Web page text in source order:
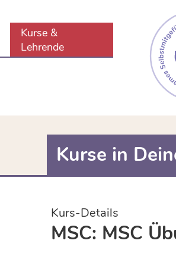
Kurse &
Lehrende
Kurse in
Kurs-Details
MSC: MSC